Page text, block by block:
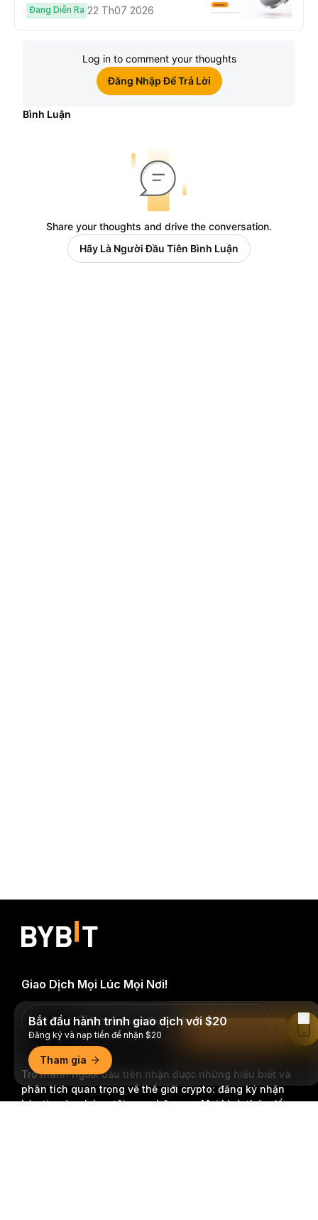
Hoàn Phí Qua Đêm
Đang Diễn Ra 22 Th07 2026
Log in to comment your thoughts
Đăng Nhập Để Trả Lời
Bình Luận
Share your thoughts and drive the conversation.
Hãy Là Người Đầu Tiên Bình Luận
Trở thành người đầu tiên nhận được những hiểu biết và
phân tích quan trọng về thế giới crypto: đăng ký nhận
bản tin của chúng tôi ngay hôm nay.Mọi hình thức đầu
Giao Dịch Mọi Lúc Mọi Nơi!
Download Bybit App
Bắt đầu hành trình giao dịch với $20
Đăng ký và nạp tiền để nhận $20
Tham gia